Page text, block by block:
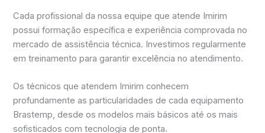
Cada profissional da nossa equipe que atende Imirim
possui formação específica e experiência comprovada no
mercado de assistência técnica. Investimos regularmente
em treinamento para garantir excelência no atendimento.
Os técnicos que atendem Imirim conhecem
profundamente as particularidades de cada equipamento
Brastemp, desde os modelos mais básicos até os mais
sofisticados com tecnologia de ponta.